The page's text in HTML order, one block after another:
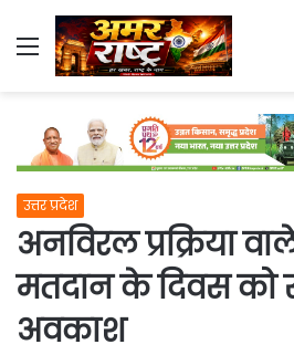
Menu
उत्तर प्रदेश
अनविरल प्रक्रिया
मतदान के दिवस को
अवकाश